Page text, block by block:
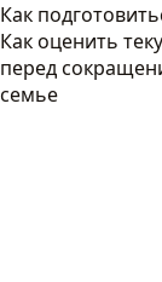
Как
Как оценить
перед
семье